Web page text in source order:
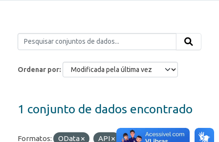
Ordenar por
1 conjunto de dados encontrado
Formatos: OData API Etiquetas:
ROF